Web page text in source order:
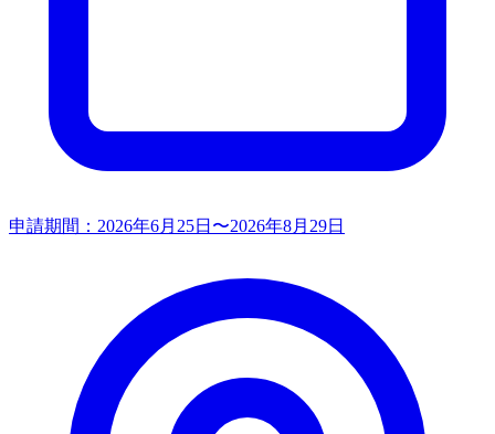
申請期間： 2026年6月25日〜2026年8月29日